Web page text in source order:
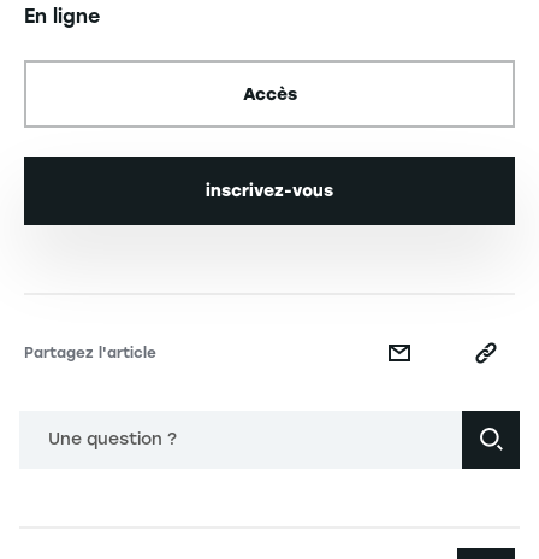
En ligne
Accès
inscrivez-vous
Partagez l'article
Une question ?